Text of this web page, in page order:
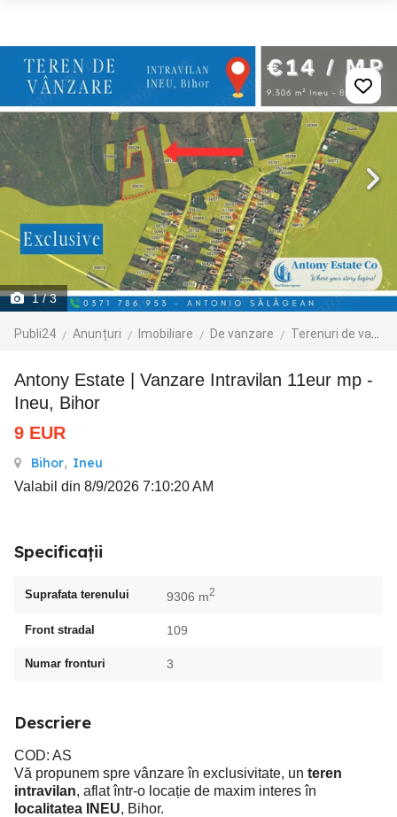
1/ 3
Publi24 Anunțuri Imobiliare De vanzare Terenuri de vanzare
Antony Estate | Vanzare Intravilan 11eur mp -
Ineu, Bihor
9 EUR
Bihor, Ineu
Valabil din 8/9/2026 7:10:20 AM
Specificații
Suprafata terenului 9306 m2
Front stradal 109
Numar fronturi 3
Descriere
COD: AS
Vă propunem spre vânzare în exclusivitate, un teren
intravilan, aflat într-o locație de maxim interes în
localitatea INEU, Bihor.